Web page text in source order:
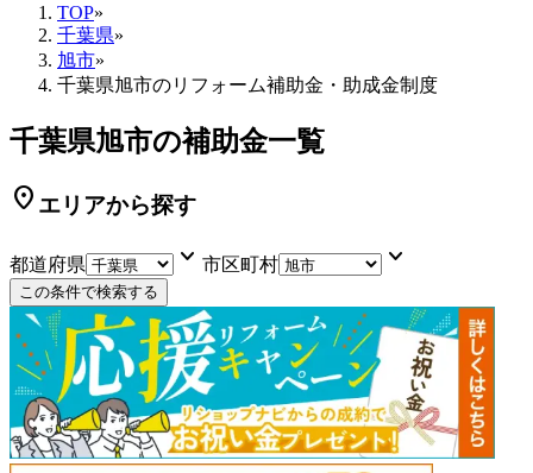
TOP»
千葉県»
旭市»
千葉県旭市のリフォーム補助金・助成金制度
千葉県旭市の補助金一覧
location_on エリアから探す
都道府県 keyboard_arrow_down 市区町村 keyboard_arrow_down
この条件で検索する